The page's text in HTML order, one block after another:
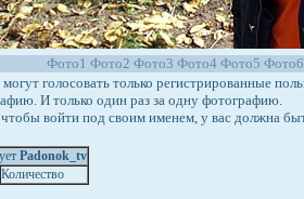
Фото1 Фото2 Фото3 Фото4 Фото5
голосовать только регистрированные
И только один раз за одну фотографию.
войти под своим именем, у вас должна
Padonok_tv
Количество